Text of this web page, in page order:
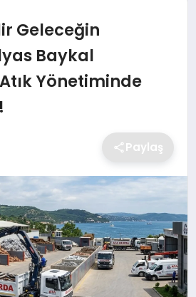
Geleceğin
Baykal
Yönetiminde
Paylaş